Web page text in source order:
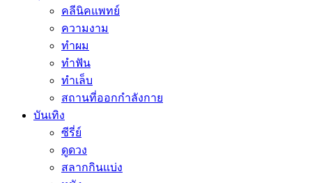
คลีนิคแพทย์
ความงาม
ทำผม
ทำฟัน
ทำเล็บ
สถานที่ออกกำลังกาย
บันเทิง
ซีรี่ย์
ดูดวง
สลากกินแบ่ง